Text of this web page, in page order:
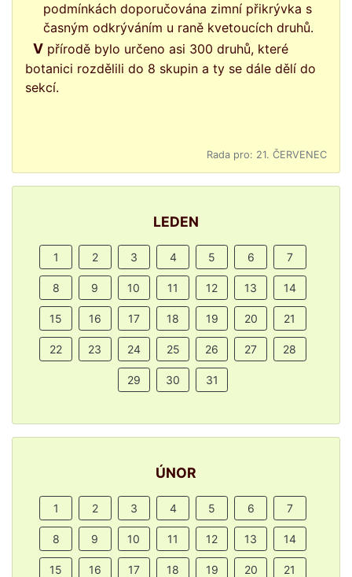
podmínkách doporučována zimní přikrývka s
časným odkrýváním u raně kvetoucích druhů.
V přírodě bylo určeno asi 300 druhů, které
botanici rozdělili do 8 skupin a ty se dále dělí do
sekcí.
Rada pro: 21. ČERVENEC
LEDEN
1 2 3 4 5 6 7
8 9 10 11 12 13 14
15 16 17 18 19 20 21
22 23 24 25 26 27 28
29 30 31
ÚNOR
1 2 3 4 5 6 7
8 9 10 11 12 13 14
15 16 17 18 19 20 21